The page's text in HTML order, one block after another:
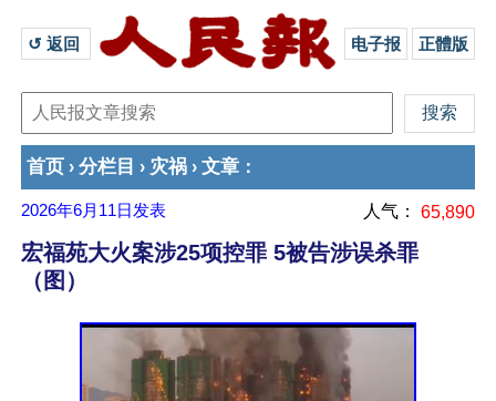
↺ 返回 电子报 正體版
首页 › 分栏目 › 灾祸 › 文章 ：
2026年6月11日 发表 人气： 65,890
宏福苑大火案涉25项控罪 5被告涉误杀罪
（图）